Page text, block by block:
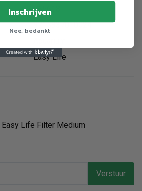
765618
8715837010024
Easy Life
Easy Life Filter Medium
Verstuur
Inschrijven
Nee, bedankt